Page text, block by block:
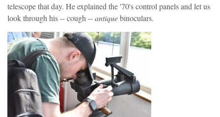
telescope that day. He explained the '70's control panels and let us
look through his -- cough --antiquebinoculars.